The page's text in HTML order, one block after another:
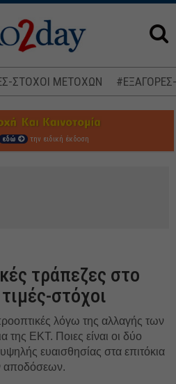
ΣΤΟΧΟΙ ΜΕΤΟΧΩΝ
εδώ την ειδική έκδοση
τράπεζες στο
στόχοι
λόγω της αλλαγής των
της ΕΚΤ. Ποιες είναι οι δύο
ευαισθησίας στα επιτόκια
αποδόσεων.